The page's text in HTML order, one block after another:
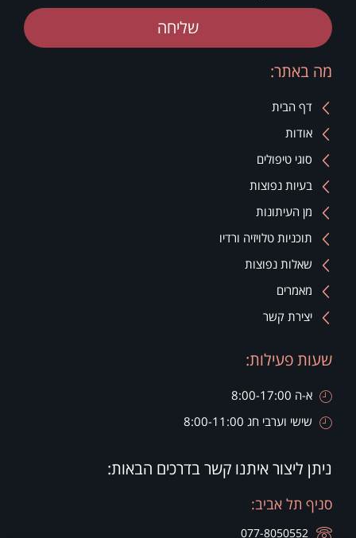
ניתן ליצור איתנו קשר בדרכים הבאות:
סניף תל אביב:
077-8050552
מה באתר:
דף הבית
אודות
סוגי טיפולים
בעיות נפוצות
מן העיתונות
תוכניות טלויזיה ורדיו
שאלות נפוצות
מאמרים
יצירת קשר
שעות פעילות:
א-ה 8:00-17:00
שישי וערבי חג 8:00-11:00
שליחה